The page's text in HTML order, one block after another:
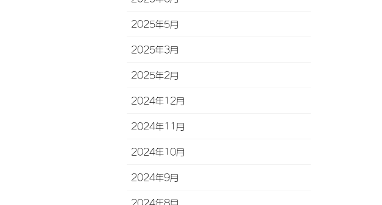
2025年5月
2025年3月
2025年2月
2024年12月
2024年11月
2024年10月
2024年9月
2024年8月